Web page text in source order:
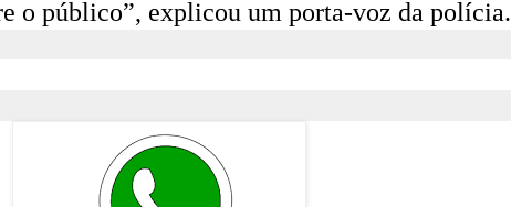
o público”, explicou um porta-voz da polícia.